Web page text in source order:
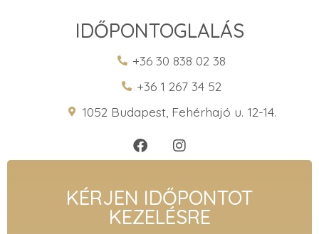
IDŐPONTOGLALÁS
+36 30 838 02 38
+36 1 267 34 52
1052 Budapest, Fehérhajó u. 12-14.
KÉRJEN IDŐPONTOT
KEZELÉSRE